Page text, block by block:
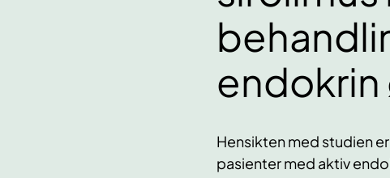
Hensikten med studien
pasienter med aktiv